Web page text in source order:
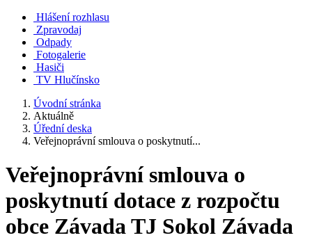
Hlášení rozhlasu
Zpravodaj
Odpady
Fotogalerie
Hasiči
TV Hlučínsko
Úvodní stránka
Aktuálně
Úřední deska
Veřejnoprávní smlouva o poskytnutí...
Veřejnoprávní smlouva o
poskytnutí dotace z rozpočtu
obce Závada TJ Sokol Závada